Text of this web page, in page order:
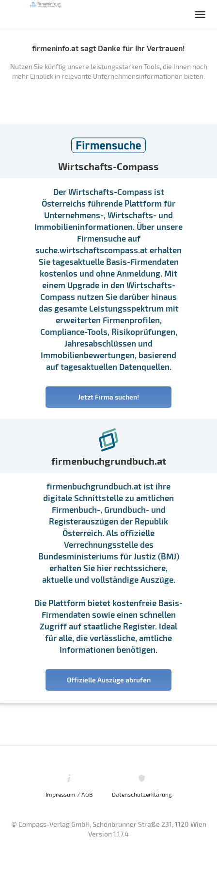
firmeninfo.at sagt Danke für Ihr Vertrauen!
Nutzen Sie künftig unsere leistungsstarken Tools, die Ihnen noch
mehr Einblick in relevante Unternehmensinformationen bieten.
Wirtschafts-Compass
Der Wirtschafts-Compass ist
Österreichs führende Plattform für
Unternehmens-, Wirtschafts- und
Immobilieninformationen. Über unsere
Firmensuche auf
suche.wirtschaftscompass.at erhalten
Sie tagesaktuelle Basis-Firmendaten
kostenlos und ohne Anmeldung. Mit
einem Upgrade in den Wirtschafts-
Compass nutzen Sie darüber hinaus
das gesamte Leistungsspektrum mit
erweiterten Firmenprofilen,
Compliance-Tools, Risikoprüfungen,
Jahresabschlüssen und
Immobilienbewertungen, basierend
auf tagesaktuellen Datenquellen.
Jetzt Firma suchen!
firmenbuchgrundbuch.at
firmenbuchgrundbuch.at ist ihre
digitale Schnittstelle zu amtlichen
Firmenbuch-, Grundbuch- und
Registerauszügen der Republik
Österreich. Als offizielle
Verrechnungsstelle des
Bundesministeriums für Justiz (BMJ)
erhalten Sie hier rechtssichere,
aktuelle und vollständige Auszüge.
Die Plattform bietet kostenfreie Basis-
Firmendaten sowie einen schnellen
Zugriff auf staatliche Register. Ideal
für alle, die verlässliche, amtliche
Informationen benötigen.
Offizielle Auszüge abrufen
Impressum / AGB Datenschutzerklärung
© Compass-Verlag GmbH, Schönbrunner Straße 231, 1120 Wien
Version 1.17.4